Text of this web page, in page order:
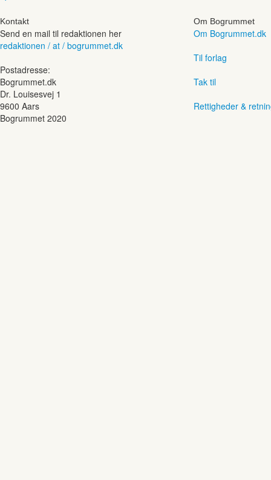
Kontakt
Send en mail til redaktionen her
redaktionen / at / bogrummet.dk
Postadresse:
Bogrummet.dk
Dr. Louisesvej 1
9600 Aars
Om Bogrummet
Om Bogrummet.dk
Til forlag
Tak til
Rettigheder &
Bogrummet 2020